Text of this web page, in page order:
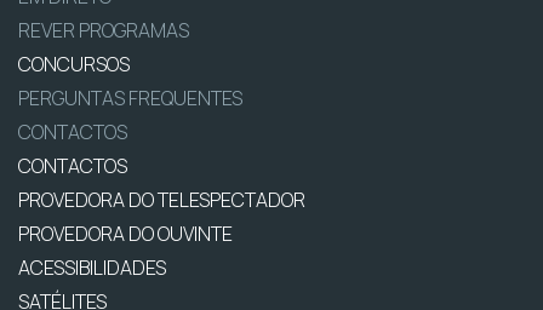
REVER PROGRAMAS
CONCURSOS
PERGUNTAS FREQUENTES
CONTACTOS
CONTACTOS
PROVEDORA DO TELESPECTADOR
PROVEDORA DO OUVINTE
ACESSIBILIDADES
SATÉLITES